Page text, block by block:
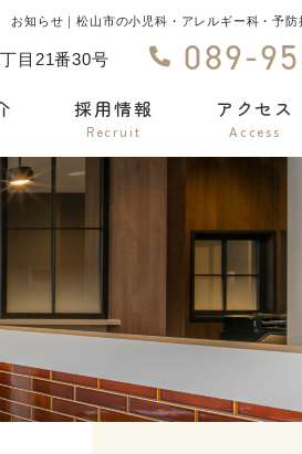
お知らせ｜松山市の小児科・アレルギー科・予
目21番30号 089-
採用情報
Recruit
アクセス
Access